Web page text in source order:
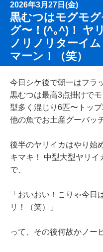
2026年3月27日(金)
黒むつはモグモ
グ〜！(^｡^)！ ヤ
ノリノリターイ
マーン！（笑）
今日シケ後で朝一はフラ
黒むつは最高3点掛けで
型多く混じり6匹〜トッ
他の魚でお土産グーバッ
後半のヤリイカはやり始
キマキ！ 中型大型ヤリ
で、
「おいおい！こりゃ今日
リ！（笑）」
って、その後何故かノー